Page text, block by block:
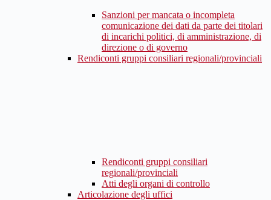
Sanzioni per mancata o incompleta
comunicazione dei dati da parte dei titolari
di incarichi politici, di amministrazione, di
direzione o di governo
Rendiconti gruppi consiliari regionali/provinciali
Rendiconti gruppi consiliari
regionali/provinciali
Atti degli organi di controllo
Articolazione degli uffici